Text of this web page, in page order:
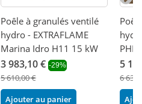
Poêle à granulés ventilé
hydro - EXTRAFLAME
Marina Idro H11 15 kW
3 983,10 € -29%
5 610,00 €
Ajouter au panier
5
6